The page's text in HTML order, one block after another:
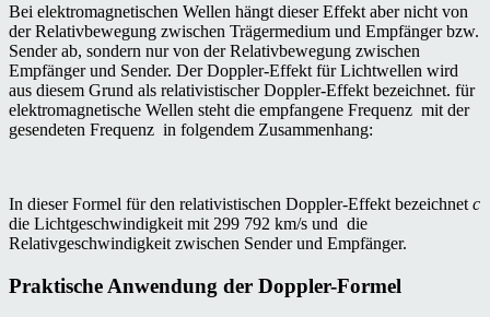
Bei elektromagnetischen Wellen hängt dieser Effekt aber nicht von
der Relativbewegung zwischen Trägermedium und Empfänger bzw.
Sender ab, sondern nur von der Relativbewegung zwischen
Empfänger und Sender. Der Doppler-Effekt für Lichtwellen wird
aus diesem Grund als relativistischer Doppler-Effekt bezeichnet. für
elektromagnetische Wellen steht die empfangene Frequenz mit der
gesendeten Frequenz in folgendem Zusammenhang:
In dieser Formel für den relativistischen Doppler-Effekt bezeichnet c
die Lichtgeschwindigkeit mit 299 792 km/s und die
Relativgeschwindigkeit zwischen Sender und Empfänger.
Praktische Anwendung der Doppler-Formel